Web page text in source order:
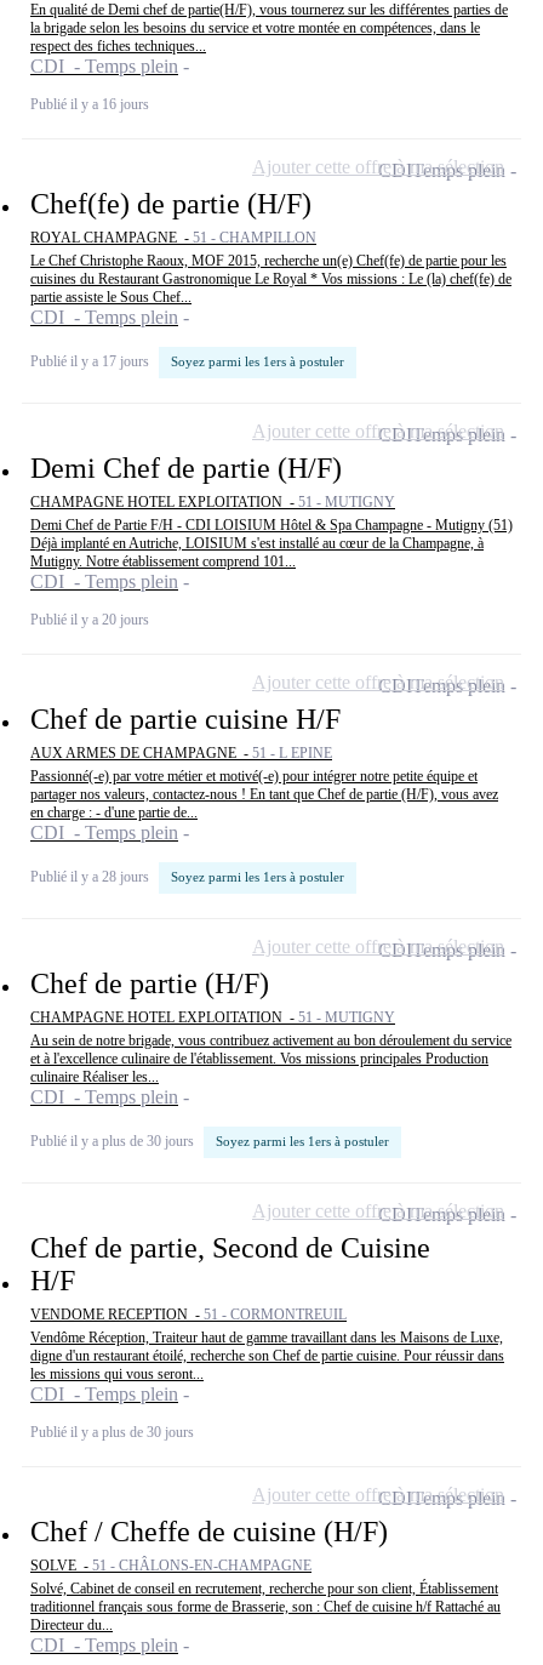
En qualité de Demi chef de partie(H/F), vous tournerez sur les différentes parties de
la brigade selon les besoins du service et votre montée en compétences, dans le
respect des fiches techniques...
CDI - Temps plein
Publié il y a 16 jours
Chef(fe) de partie (H/F)
ROYAL CHAMPAGNE - 51 - CHAMPILLON
Le Chef Christophe Raoux, MOF 2015, recherche un(e) Chef(fe) de partie pour les
cuisines du Restaurant Gastronomique Le Royal * Vos missions : Le (la) chef(fe) de
partie assiste le Sous Chef...
CDI - Temps plein
Publié il y a 17 jours Soyez parmi les 1ers à postuler
CDITemps plein
Ajouter cette offre à ma sélection
Demi Chef de partie (H/F)
CHAMPAGNE HOTEL EXPLOITATION - 51 - MUTIGNY
Demi Chef de Partie F/H - CDI LOISIUM Hôtel & Spa Champagne - Mutigny (51)
Déjà implanté en Autriche, LOISIUM s'est installé au cœur de la Champagne, à
Mutigny. Notre établissement comprend 101...
CDI - Temps plein
Publié il y a 20 jours
CDITemps plein
Ajouter cette offre à ma sélection
Chef de partie cuisine H/F
AUX ARMES DE CHAMPAGNE - 51 - L EPINE
Passionné(-e) par votre métier et motivé(-e) pour intégrer notre petite équipe et
partager nos valeurs, contactez-nous ! En tant que Chef de partie (H/F), vous avez
en charge : - d'une partie de...
CDI - Temps plein
Publié il y a 28 jours Soyez parmi les 1ers à postuler
CDITemps plein
Ajouter cette offre à ma sélection
Chef de partie (H/F)
CHAMPAGNE HOTEL EXPLOITATION - 51 - MUTIGNY
Au sein de notre brigade, vous contribuez activement au bon déroulement du service
et à l'excellence culinaire de l'établissement. Vos missions principales Production
culinaire Réaliser les...
CDI - Temps plein
Publié il y a plus de 30 jours Soyez parmi les 1ers à postuler
CDITemps plein
Ajouter cette offre à ma sélection
Chef de partie, Second de Cuisine
H/F
VENDOME RECEPTION - 51 - CORMONTREUIL
Vendôme Réception, Traiteur haut de gamme travaillant dans les Maisons de Luxe,
digne d'un restaurant étoilé, recherche son Chef de partie cuisine. Pour réussir dans
les missions qui vous seront...
CDI - Temps plein
Publié il y a plus de 30 jours
CDITemps plein
Ajouter cette offre à ma sélection
Chef / Cheffe de cuisine (H/F)
SOLVE - 51 - CHÂLONS-EN-CHAMPAGNE
Solvé, Cabinet de conseil en recrutement, recherche pour son client, Établissement
traditionnel français sous forme de Brasserie, son : Chef de cuisine h/f Rattaché au
Directeur du...
CDI - Temps plein
CDITemps plein
Ajouter cette offre à ma sélection